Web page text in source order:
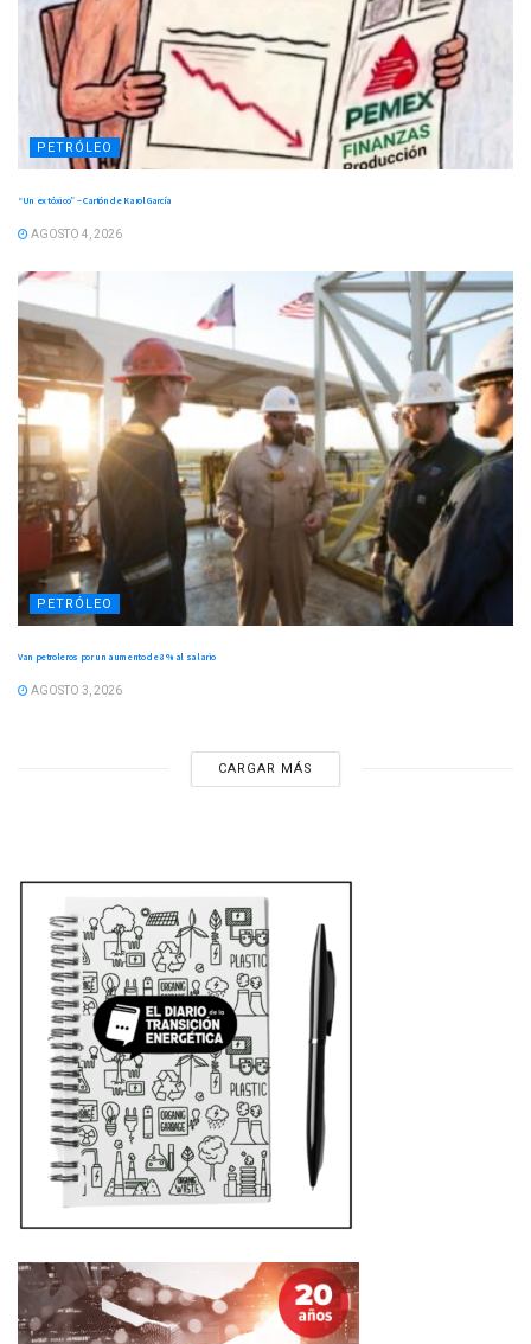
PETRÓLEO
“Un ex tóxico” – Cartón de Karol García
AGOSTO 4, 2026
PETRÓLEO
Van petroleros por un aumento de 8 % al salario
AGOSTO 3, 2026
CARGAR MÁS